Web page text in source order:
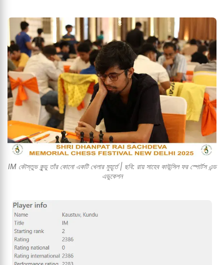
IM কৌস্তুভ কুন্ডু তাঁর কোনো একটি খেলার মুহূর্তে | ছবি: রায় সাহেব কাউন্সিল ফর স্পোর্টস এন্ড
এডুকেশন